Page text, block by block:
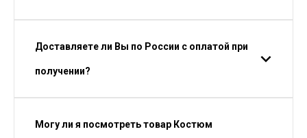
Доставляете ли Вы по России с оплатой при
получении?
Могу ли я посмотреть товар Костюм